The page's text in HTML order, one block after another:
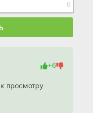
0
+6
просмотру